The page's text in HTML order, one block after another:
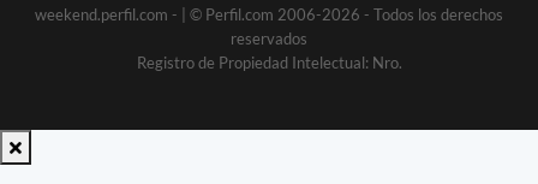
weekend.perfil.com -
| © Perfil.com 2006-2026 - Todos los derechos
reservados
Registro de Propiedad Intelectual: Nro.